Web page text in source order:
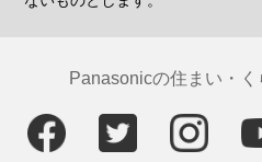
Panasonicの住まい・